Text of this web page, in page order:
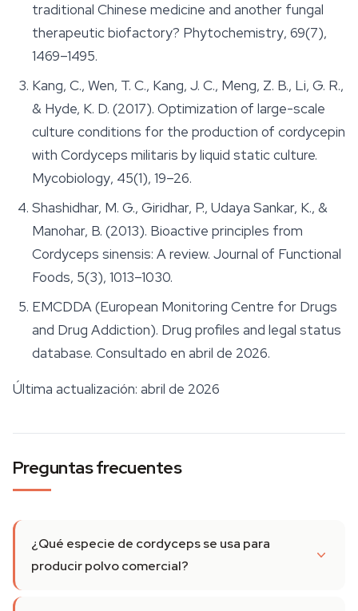
traditional Chinese medicine and another fungal
therapeutic biofactory? Phytochemistry, 69(7),
1469–1495.
Kang, C., Wen, T. C., Kang, J. C., Meng, Z. B., Li, G. R.,
& Hyde, K. D. (2017). Optimization of large-scale
culture conditions for the production of cordycepin
with Cordyceps militaris by liquid static culture.
Mycobiology, 45(1), 19–26.
Shashidhar, M. G., Giridhar, P., Udaya Sankar, K., &
Manohar, B. (2013). Bioactive principles from
Cordyceps sinensis: A review. Journal of Functional
Foods, 5(3), 1013–1030.
EMCDDA (European Monitoring Centre for Drugs
and Drug Addiction). Drug profiles and legal status
database. Consultado en abril de 2026.
Última actualización: abril de 2026
Preguntas frecuentes
¿Qué especie de cordyceps se usa para
producir polvo comercial?